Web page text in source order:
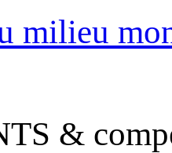
milieu
&